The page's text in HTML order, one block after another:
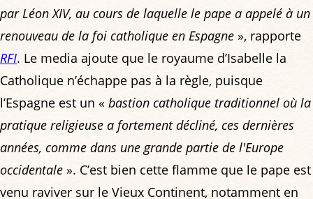
par Léon XIV, au cours de laquelle le pape a appelé à un
renouveau de la foi catholique en Espagne », rapporte
RFI. Le media ajoute que le royaume d’Isabelle la
Catholique n’échappe pas à la règle, puisque
l’Espagne est un « bastion catholique traditionnel où la
pratique religieuse a fortement décliné, ces dernières
années, comme dans une grande partie de l'Europe
occidentale ». C’est bien cette flamme que le pape est
venu raviver sur le Vieux Continent, notamment en